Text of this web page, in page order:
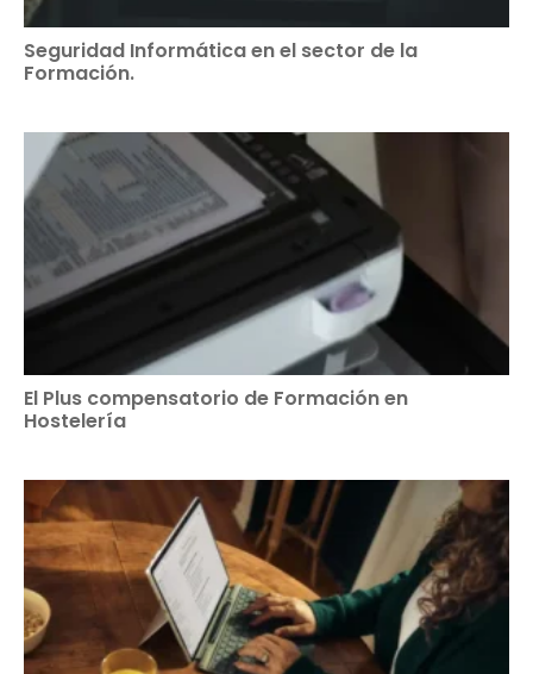
Seguridad Informática en el sector de la
Formación.
El Plus compensatorio de Formación en
Hostelería